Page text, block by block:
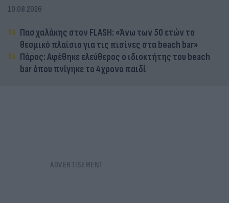
10.08.2026
Πασχαλάκης στον FLASH: «Άνω των 50 ετών το
θεσμικό πλαίσιο για τις πισίνες στα beach bar»
Πάρος: Αφέθηκε ελεύθερος ο ιδιοκτήτης του beach
bar όπου πνίγηκε το 4χρονο παιδί